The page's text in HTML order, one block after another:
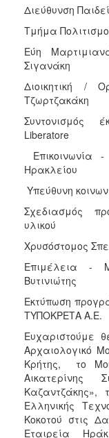
Διεύθυνση
Τμήμα
Εύη
Σιγανάκη
Διοικητική /
Τζωρτζακάκη
Συντονισμός
Liberatore
Επικοινωνία
Ηρακλείου
Υπεύθυνη
Σχεδιασμός
υλικού
Χρυσόστομος
Επιμέλεια -
Βυτινιώτης
Εκτύπωση
ΤΥΠΟΚΡΕΤΑ Α.Ε.
Ευχαριστούμε
Αρχαιολογικό
Κρήτης, το
Αικατερίνης
Ελληνικής
Κοκοτού στις
Εταιρεία